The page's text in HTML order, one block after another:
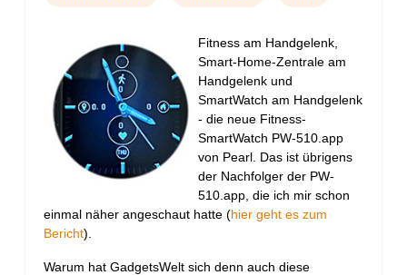
Fitness am Handgelenk,
Smart-Home-Zentrale am
Handgelenk und
SmartWatch am Handgelenk
- die neue Fitness-
SmartWatch PW-510.app
von Pearl. Das ist übrigens
der Nachfolger der PW-
510.app, die ich mir schon
einmal näher angeschaut hatte (hier geht es zum
Bericht).
Warum hat GadgetsWelt sich denn auch diese